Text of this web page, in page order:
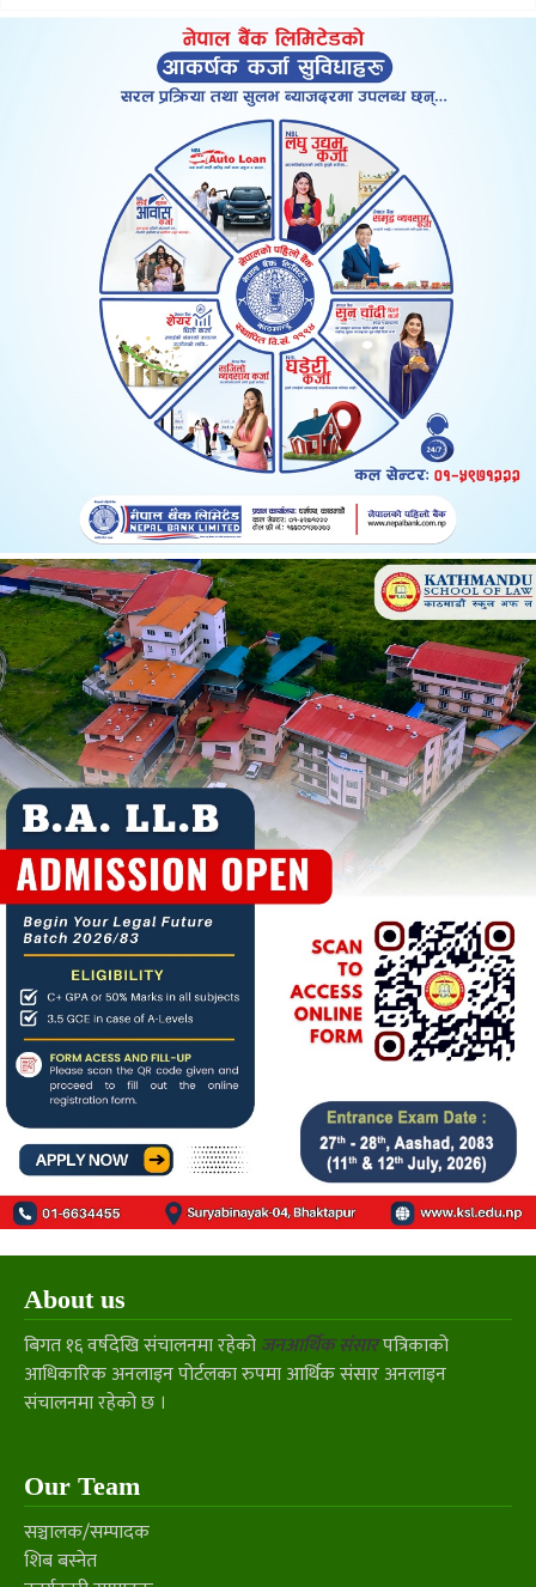
About us
बिगत १६ वर्षदेखि संचालनमा रहेकोजनआर्थिक संसारपत्रिकाको
आधिकारिक अनलाइन पोर्टलका रुपमा आर्थिक संसार अनलाइन
संचालनमा रहेको छ ।
Our Team
सञ्चालक/सम्पादक
शिब बस्नेत